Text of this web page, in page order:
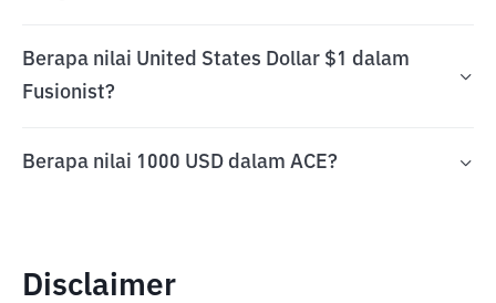
Berapa nilai United States Dollar $1 dalam
Fusionist?
Berapa nilai 1000 USD dalam ACE?
Disclaimer